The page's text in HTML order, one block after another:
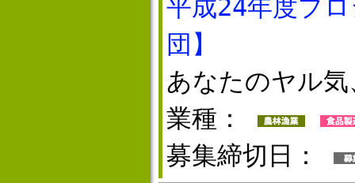
平成24年度プ
団】
あなたのヤル
業種：
募集締切日：